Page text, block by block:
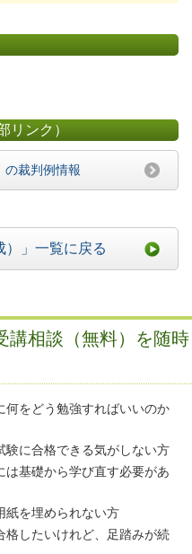
リンク）
の裁判例情報
）」一覧に戻る
講相談（無料）を随時
何をどう勉強すればいいのか
験に合格できる気がしない方
基礎から学び直す必要があ
紙を埋められない方
格したいけれど、足踏みが続